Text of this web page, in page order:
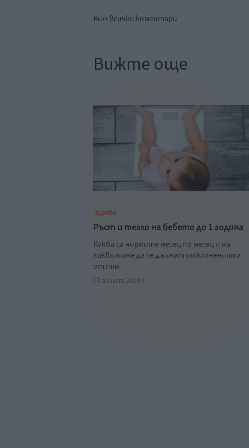
Виж всички коментари
Вижте още
Здраве
Ръст и тегло на бебето до 1 година
Какви са нормите месец по месец и на
какво може да се дължат отклоненията
от тях
07 август 2019 г.